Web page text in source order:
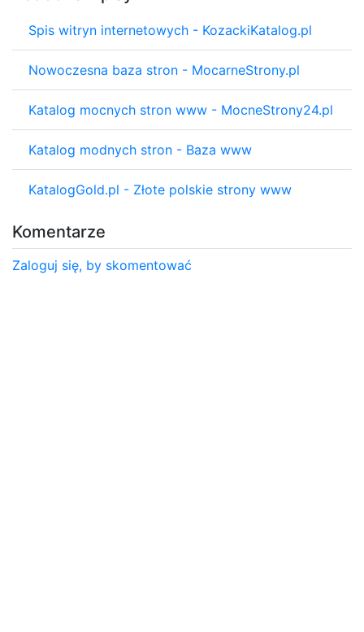
Spis witryn internetowych - KozackiKatalog.pl
Nowoczesna baza stron - MocarneStrony.pl
Katalog mocnych stron www - MocneStrony24.pl
Katalog modnych stron - Baza www
KatalogGold.pl - Złote polskie strony www
Komentarze
Zaloguj się, by skomentować